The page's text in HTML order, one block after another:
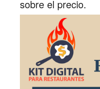
sobre el precio.